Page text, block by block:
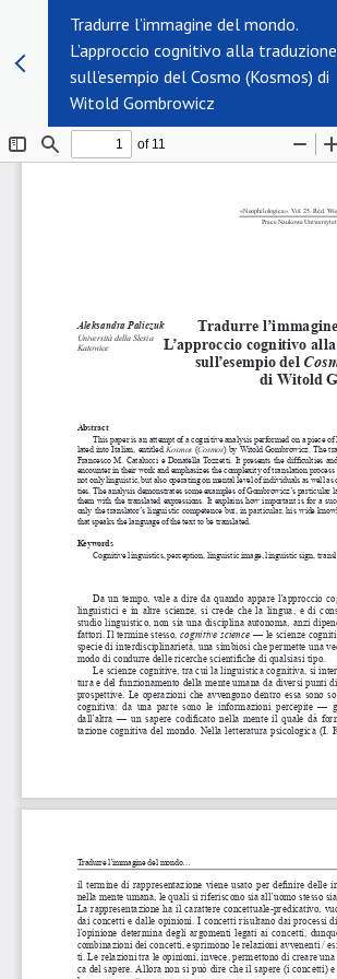
Tradurre l’immagine del mondo.
L’approccio cognitivo alla traduzione
sull’esempio del Cosmo (Kosmos) di
Witold Gombrowicz